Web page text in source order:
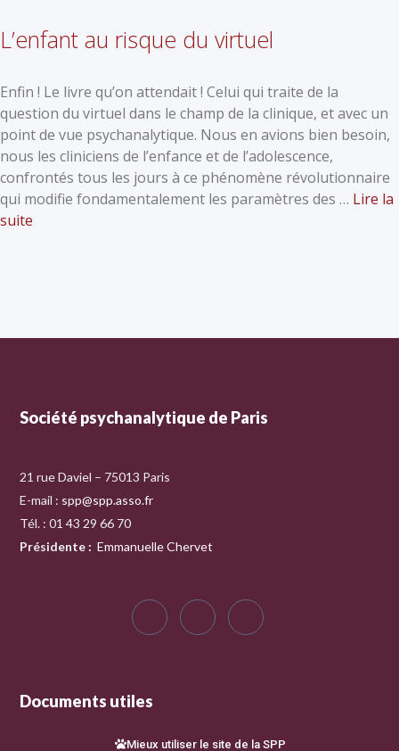
L’enfant au risque du virtuel
Enfin ! Le livre qu’on attendait ! Celui qui traite de la
question du virtuel dans le champ de la clinique, et avec un
point de vue psychanalytique. Nous en avions bien besoin,
nous les cliniciens de l’enfance et de l’adolescence,
confrontés tous les jours à ce phénomène révolutionnaire
qui modifie fondamentalement les paramètres des … Lire la
suite
Société psychanalytique de Paris
21 rue Daviel – 75013 Paris
E-mail : spp@spp.asso.fr
Tél. : 01 43 29 66 70
Présidente : Emmanuelle Chervet
Documents utiles
Mieux utiliser le site de la SPP